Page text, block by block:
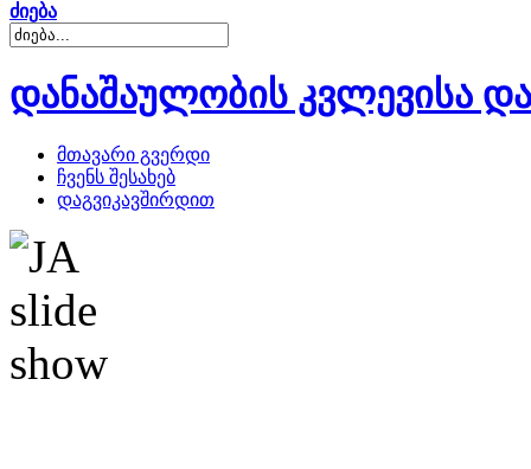
ძიება
დანაშაულობის კვლევისა
მთავარი გვერდი
ჩვენს შესახებ
დაგვიკავშირდით